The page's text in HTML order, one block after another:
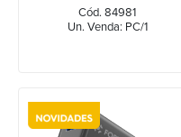
Cód. 84981
Un. Venda: PC/1